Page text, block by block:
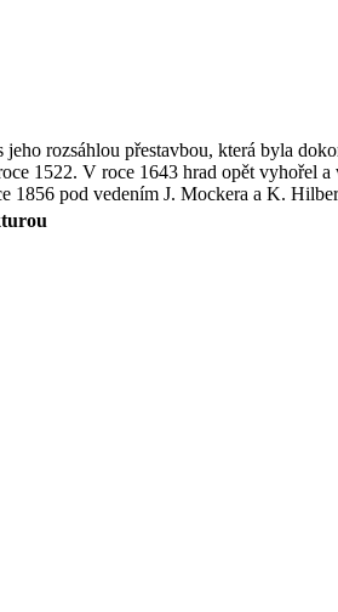
rozsáhlou přestavbou, která byla
1522. V roce 1643 hrad opět vyhořel
pod vedením J. Mockera a K.